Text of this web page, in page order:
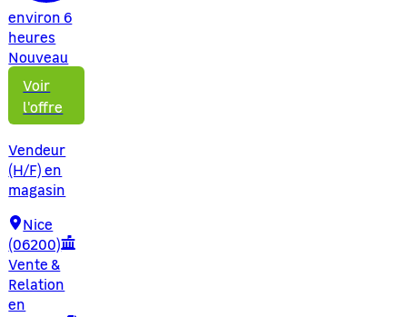
environ 6
heures
Nouveau
Voir
l'offre
Vendeur
(H/F) en
magasin
Nice
(06200)
Vente &
Relation
en